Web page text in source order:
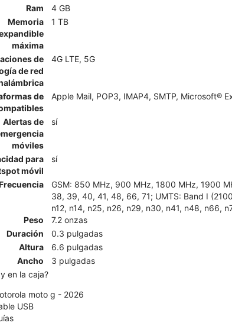
Ram
4 GB
Memoria
máxima
1 TB
de
de red
4G LTE, 5G
de
Apple Mail, POP3, IMAP4, SMTP, Microsoft®
Alertas de
móviles
sí
para
móvil
sí
GSM: 850 MHz, 900 MHz, 1800 MHz, 1900
38, 39, 40, 41, 48, 66, 71; UMTS: Band I
n12, n14, n25, n26, n29, n30, n41, n48, n66,
Peso
7.2 onzas
Duración
0.3 pulgadas
Altura
6.6 pulgadas
Ancho
3 pulgadas
en la caja?
moto g - 2026
USB